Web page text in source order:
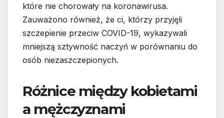
które nie chorowały na koronawirusa.
Zauważono również, że ci, którzy przyjęli
szczepienie przeciw COVID-19, wykazywali
mniejszą sztywność naczyń w porównaniu do
osób niezaszczepionych.
Różnice między kobietami
a mężczyznami